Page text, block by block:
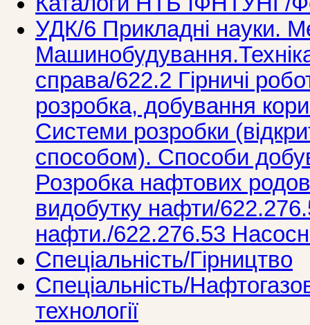
УДК/6 Прикладнi науки.
справа/622.2 Гірничі
розробка, добування
Системи розробки
способом). Способи
Розробка нафтових
видобутку нафти/
нафти./622.276.53
Спеціальність/Гірництво
Спеціальність/
технології